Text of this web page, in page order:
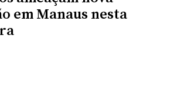
em Manaus nesta